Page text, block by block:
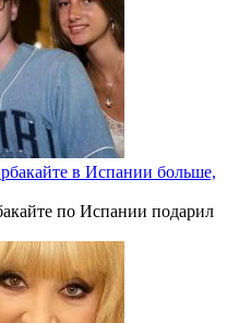
в Испании больше,
по Испании подарил